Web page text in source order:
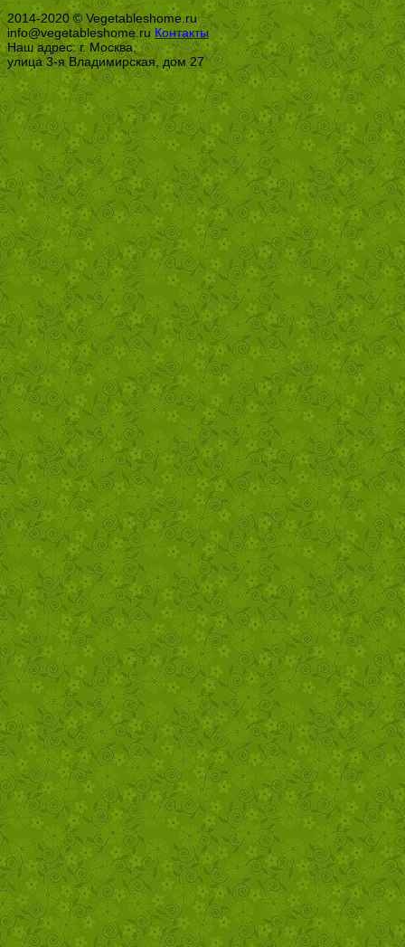
2014-2020 © Vegetableshome.ru
info@vegetableshome.ruКонтакты
Наш адрес: г. Москва,
улица 3-я Владимирская, дом 27